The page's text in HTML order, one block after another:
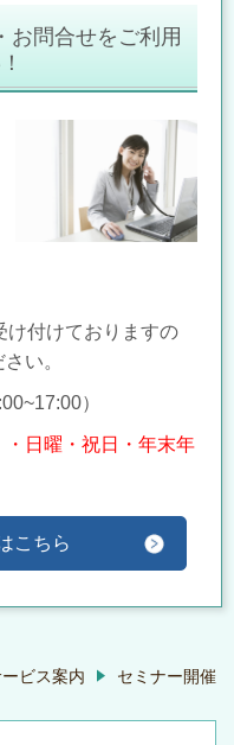
お問合せをご利用
け付けておりますの
い。
）
日曜・祝日・年末年
こちら
ビス案内 セミナー開催